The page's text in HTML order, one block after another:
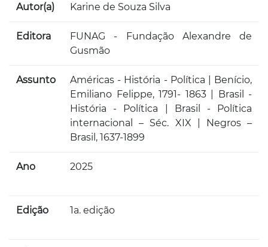
Autor(a) Karine de Souza Silva
Editora
FUNAG - Fundação Alexandre de
Gusmão
Assunto
Américas - História - Política | Benício,
Emiliano Felippe, 1791- 1863 | Brasil -
História - Política | Brasil - Política
internacional – Séc. XIX | Negros –
Brasil, 1637-1899
Ano 2025
Edição 1a. edição